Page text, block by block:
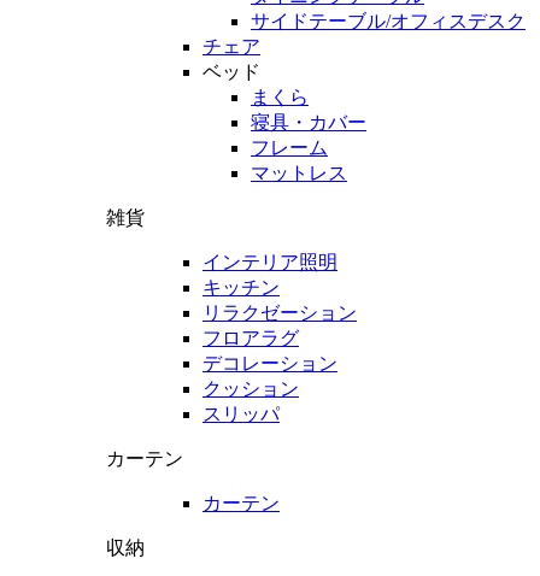
サイドテーブル/オフィスデスク
チェア
ベッド
まくら
寝具・カバー
フレーム
マットレス
雑貨
インテリア照明
キッチン
リラクゼーション
フロアラグ
デコレーション
クッション
スリッパ
カーテン
カーテン
収納